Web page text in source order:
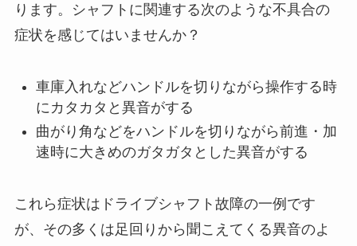
ります。シャフトに関連する次のような不具合の
症状を感じてはいませんか？
車庫入れなどハンドルを切りながら操作する時
にカタカタと異音がする
曲がり角などをハンドルを切りながら前進・加
速時に大きめのガタガタとした異音がする
これら症状はドライブシャフト故障の一例です
が、その多くは足回りから聞こえてくる異音のよ